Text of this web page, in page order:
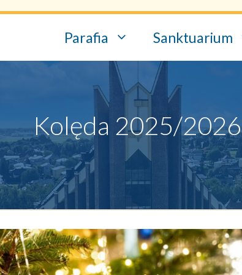
Parafia Sanktuarium
Kolęda 2025/2026